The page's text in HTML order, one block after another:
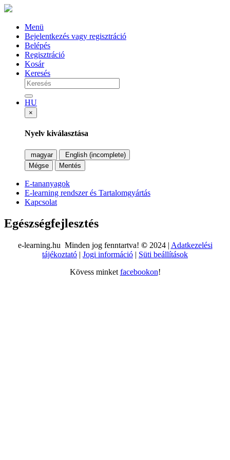
Menü
Bejelentkezés vagy regisztráció
Belépés
Regisztráció
Kosár
Keresés
HU
×
Nyelv kiválasztása
magyar
English (incomplete)
Mégse
Mentés
E-tananyagok
E-learning rendszer és Tartalomgyártás
Kapcsolat
Egészségfejlesztés
e-learning.hu Minden jog fenntartva! © 2024 | Adatkezelési
tájékoztató | Jogi információ | Süti beállítások
Kövess minket facebookon!